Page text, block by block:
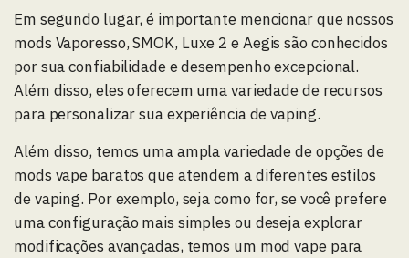
Em segundo lugar, é importante mencionar que nossos
mods Vaporesso, SMOK, Luxe 2 e Aegis são conhecidos
por sua confiabilidade e desempenho excepcional.
Além disso, eles oferecem uma variedade de recursos
para personalizar sua experiência de vaping.
Além disso, temos uma ampla variedade de opções de
mods vape baratos que atendem a diferentes estilos
de vaping. Por exemplo, seja como for, se você prefere
uma configuração mais simples ou deseja explorar
modificações avançadas, temos um mod vape para